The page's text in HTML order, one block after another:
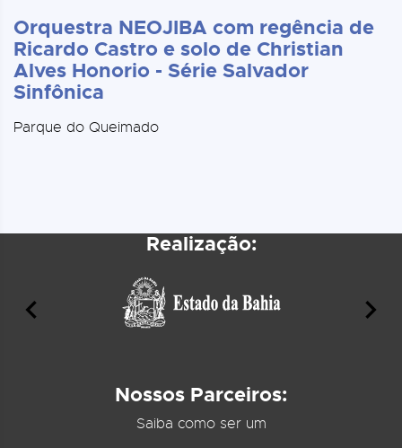
Orquestra NEOJIBA com regência de
Ricardo Castro e solo de Christian
Alves Honorio - Série Salvador
Sinfônica
Parque do Queimado
Realização:
Nossos Parceiros:
Saiba como ser um